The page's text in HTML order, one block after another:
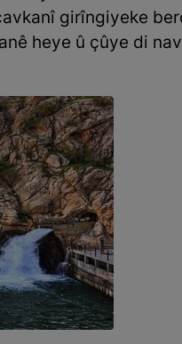
girîngiyeke
heye û çûye di